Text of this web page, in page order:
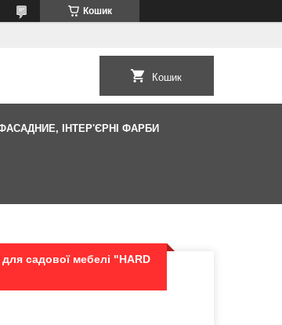
Кошик
Кошик
ІНТЕР'ЄРНІ ФАРБИ
садової мебелі "HARD